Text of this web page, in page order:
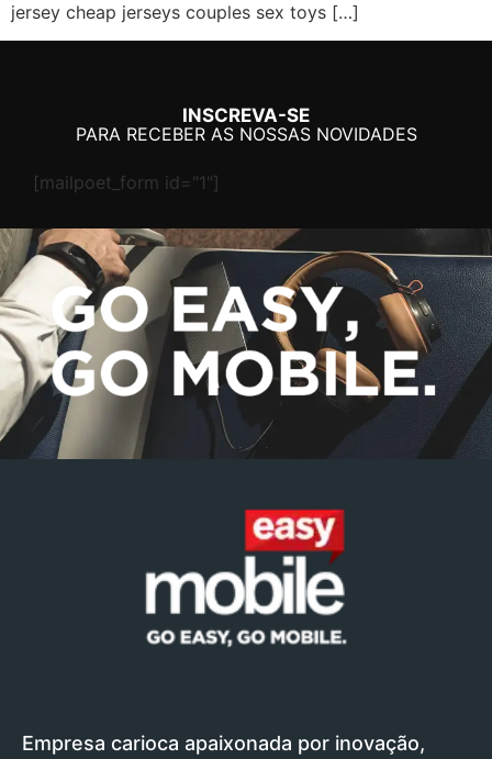
jersey cheap jerseys couples sex toys […]
INSCREVA-SE
PARA RECEBER AS NOSSAS NOVIDADES
[mailpoet_form id="1"]
Empresa carioca apaixonada por inovação,